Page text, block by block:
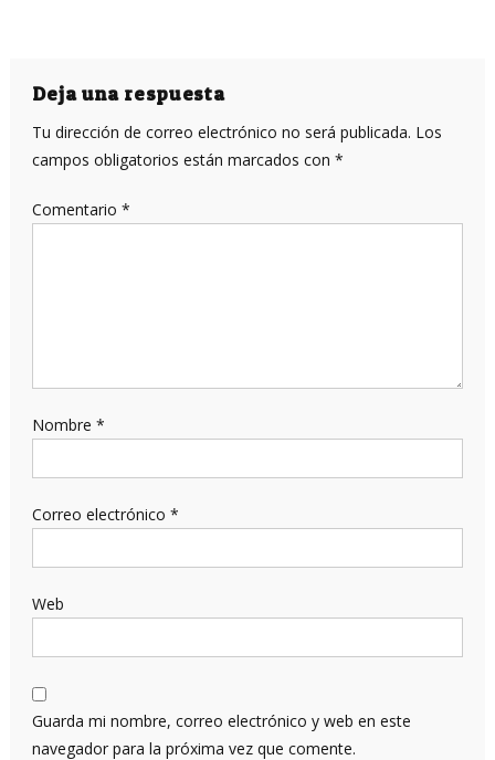
Deja una respuesta
Tu dirección de correo electrónico no será publicada. Los
campos obligatorios están marcados con *
Comentario *
Nombre *
Correo electrónico *
Web
Guarda mi nombre, correo electrónico y web en este
navegador para la próxima vez que comente.